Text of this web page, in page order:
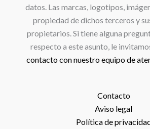
datos. Las marcas, logotipos,
propiedad de dichos terceros y
propietarios. Si tiene alguna
respecto a este asunto, le
contacto con nuestro equipo de
Contacto
Aviso legal
Política de